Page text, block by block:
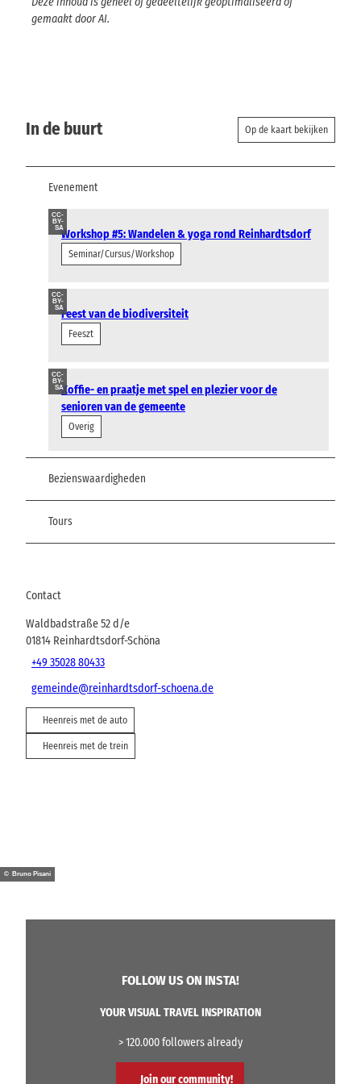
gemaakt door AI.
In de buurt Op de kaart bekijken
Evenement
CC-
BY-
SAWorkshop #5: Wandelen & yoga rond Reinhardtsdorf
Seminar/Cursus/Workshop
CC-
BY-
SAFeest van de biodiversiteit
Feeszt
CC-
BY-
SAKoffie- en praatje met spel en plezier voor de
senioren van de gemeente
Overig
Bezienswaardigheden
Tours
Contact
Waldbadstraße 52 d/e
01814 Reinhardtsdorf-Schöna
+49 35028 80433
gemeinde@reinhardtsdorf-schoena.de
Heenreis met de auto
Heenreis met de trein
© Bruno Pisani
FOLLOW US ON INSTA!
YOUR VISUAL TRAVEL INSPIRATION
> 120.000 followers already
Join our community!